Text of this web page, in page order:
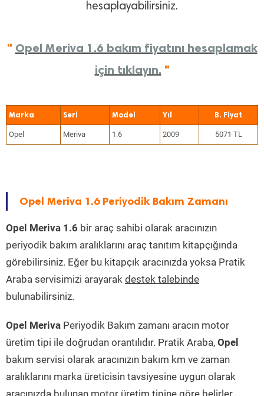
hesaplayabilirsiniz.
" Opel Meriva 1.6 bakım fiyatını hesaplamak
için tıklayın. "
Marka Seri Model Yıl
Opel Meriva 1.6 2009 5071 TL
Opel Meriva 1.6 Periyodik Bakım Zamanı
Opel Meriva 1.6 bir araç sahibi olarak aracınızın
periyodik bakım aralıklarını araç tanıtım kitapçığında
görebilirsiniz. Eğer bu kitapçık aracınızda yoksa Pratik
Araba servisimizi arayarak destek talebinde
bulunabilirsiniz.
Opel Meriva Periyodik Bakım zamanı aracın motor
üretim tipi ile doğrudan orantılıdır. Pratik Araba, Opel
bakım servisi olarak aracınızın bakım km ve zaman
aralıklarını marka üreticisin tavsiyesine uygun olarak